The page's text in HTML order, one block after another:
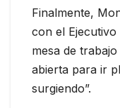
Finalmente,
con el
mesa de
abierta para ir
surgiendo”.